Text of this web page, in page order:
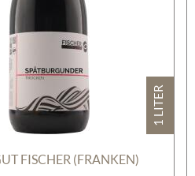
1 LITER
FISCHER (FRANKEN)